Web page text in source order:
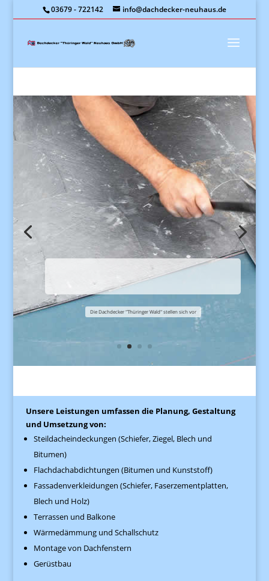
03679 - 722142 info@dachdecker-neuhaus.de
Die Dachdecker "Thüringer Wald" stellen sich vor
Unsere Leistungen umfassen die Planung, Gestaltung
und Umsetzung von:
Steildacheindeckungen (Schiefer, Ziegel, Blech und
Bitumen)
Flachdachabdichtungen (Bitumen und Kunststoff)
Fassadenverkleidungen (Schiefer, Faserzementplatten,
Blech und Holz)
Terrassen und Balkone
Wärmedämmung und Schallschutz
Montage von Dachfenstern
Gerüstbau